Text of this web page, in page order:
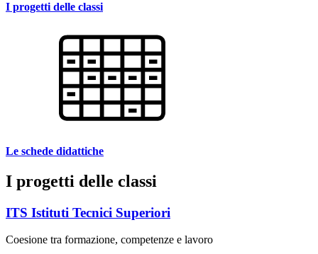
I progetti delle classi
Le schede didattiche
I progetti delle classi
ITS Istituti Tecnici Superiori
Coesione tra formazione, competenze e lavoro